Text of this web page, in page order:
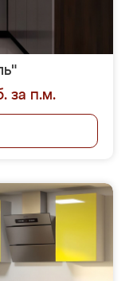
за п.м.